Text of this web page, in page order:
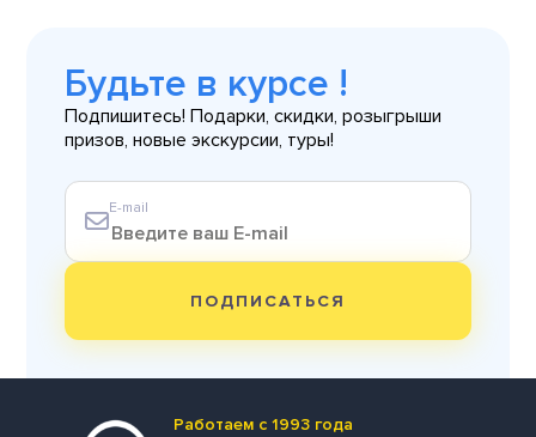
Будьте в курсе !
Подпишитесь! Подарки, скидки, розыгрыши
призов, новые экскурсии, туры!
E-mail
ПОДПИСАТЬСЯ
Работаем с 1993 года